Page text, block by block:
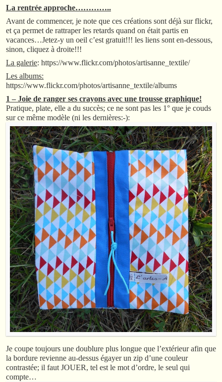
La rentrée approche…………..
Avant de commencer, je note que ces créations sont déjà sur flickr,
et ça permet de rattraper les retards quand on était partis en
vacances…Jetez-y un oeil c’est gratuit!!! les liens sont en-dessous,
sinon, cliquez à droite!!!
La galerie: https://www.flickr.com/photos/artisanne_textile/
Les albums:
https://www.flickr.com/photos/artisanne_textile/albums
1 – Joie de ranger ses crayons avec une trousse graphique!
Pratique, plate, elle a du succès; ce ne sont pas les 1° que je couds
sur ce même modèle (ni les dernières:-):
Je coupe toujours une doublure plus longue que l’extérieur afin que
la bordure revienne au-dessus égayer un zip d’une couleur
contrastée; il faut JOUER, tel est le mot d’ordre, le seul qui
compte…